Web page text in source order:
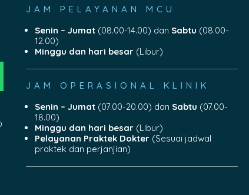
JAM PELAYANAN MCU
Senin – Jumat(08.00-14.00) dan Sabtu (08.00-
12.00)
Minggu dan hari besar(Libur)
JAM OPERASIONAL KLINIK
Senin – Jumat(07.00-20.00) dan Sabtu (07.00-
18.00)
Minggu dan hari besar(Libur)
Pelayanan Praktek Dokter(Sesuai jadwal
praktek dan perjanjian)